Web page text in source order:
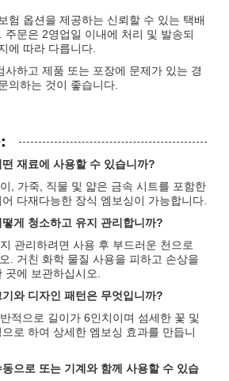
험 옵션을 제공하는 신뢰할 수 있는 택배
주문은 2영업일 이내에 처리 및 발송되
에 따라 다릅니다.
사하고 제품 또는 포장에 문제가 있는 경
의하는 것이 좋습니다.
재료에 사용할 수 있습니까?
, 가죽, 직물 및 얇은 금속 시트를 포함한
다재다능한 장식 엠보싱이 가능합니다.
게 청소하고 유지 관리합니까?
관리하려면 사용 후 부드러운 천으로
. 거친 화학 물질 사용을 피하고 손상을
에 보관하십시오.
와 디자인 패턴은 무엇입니까?
적으로 길이가 6인치이며 섬세한 꽃 및
로 하여 상세한 엠보싱 효과를 만듭니
으로 또는 기계와 함께 사용할 수 있습